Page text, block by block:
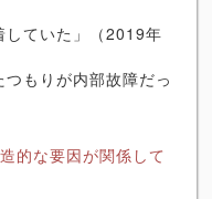
していた」（2019年
つもりが内部故障だっ
的な要因が関係して